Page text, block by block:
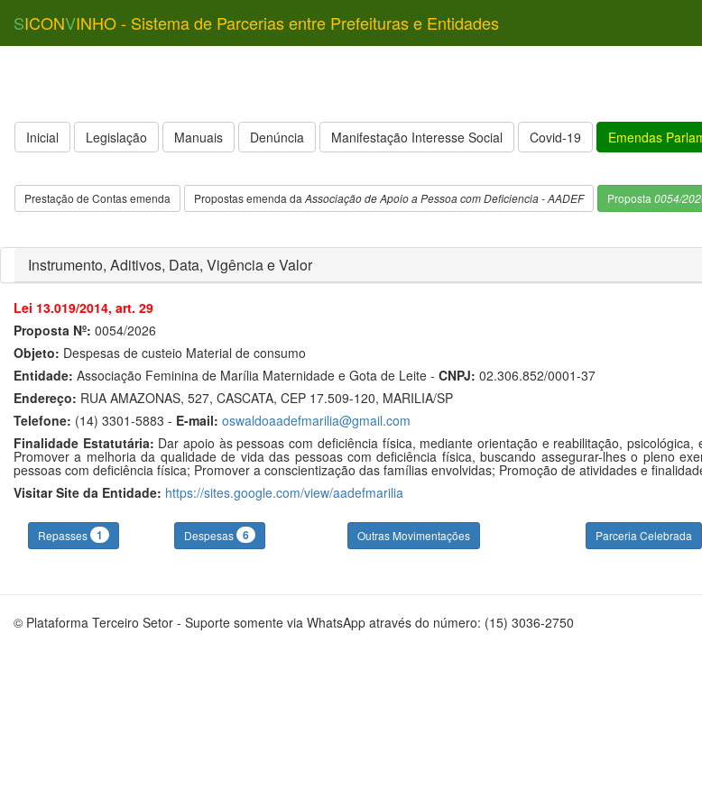
SICONVINHO - Sistema de Parcerias entre Prefeituras e Entidades
Inicial Legislação Manuais Denúncia Manifestação Interesse Social Covid-19 Emendas
Prestação de Contas emenda Propostas emenda da Associação de Apoio a Pessoa com Deficiencia - AADEF Proposta 0054/
Instrumento, Aditivos, Data, Vigência e Valor
Lei 13.019/2014, art. 29
Proposta Nº: 0054/2026
Objeto: Despesas de custeio Material de consumo
Entidade: Associação Feminina de Marília Maternidade e Gota de Leite - CNPJ: 02.306.852/0001-37
Endereço: RUA AMAZONAS, 527, CASCATA, CEP 17.509-120, MARILIA/SP
Telefone: (14) 3301-5883 - E-mail: oswaldoaadefmarilia@gmail.com
Finalidade Estatutária: Dar apoio às pessoas com deficiência física, mediante orientação e reabilitação,
Promover a melhoria da qualidade de vida das pessoas com deficiência física, buscando assegurar-lhes o pleno
pessoas com deficiência física; Promover a conscientização das famílias envolvidas; Promoção de atividades e
Visitar Site da Entidade: https://sites.google.com/view/aadefmarilia
Repasses 1 Despesas 6 Outras Movimentações Parceria Celebrada
© Plataforma Terceiro Setor - Suporte somente via WhatsApp através do número: (15) 3036-2750